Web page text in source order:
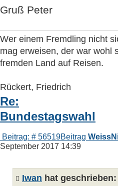
Gruß Peter
Wer einem Fremdling nicht
mag erweisen, der war wohl
fremden Land auf Reisen.
Rückert, Friedrich
Re:
Bundestagswahl
Beitrag: # 56519Beitrag
September 2017 14:39
Iwan hat geschrieben: